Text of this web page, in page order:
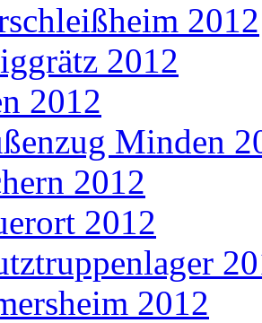
2012
2012
2012
Minden
2012
2012
2012